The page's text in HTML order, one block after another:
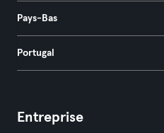
Pays-Bas
Portugal
Entreprise